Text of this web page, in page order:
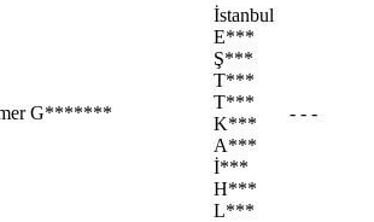
G*******
İstanbul
E***
Ş***
T***
T***
K***
A***
İ***
H***
L***
- - -